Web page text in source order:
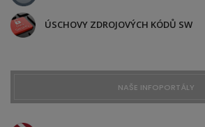
ÚSCHOVY ZDROJOVÝCH KÓDŮ SW
NAŠE INFOPORTÁLY